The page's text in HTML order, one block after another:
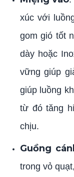
xúc với
gom gió tốt
dày hoặc
vững giúp
giúp luồng
từ đó tăng
chịu.
Guồng
trong vỏ